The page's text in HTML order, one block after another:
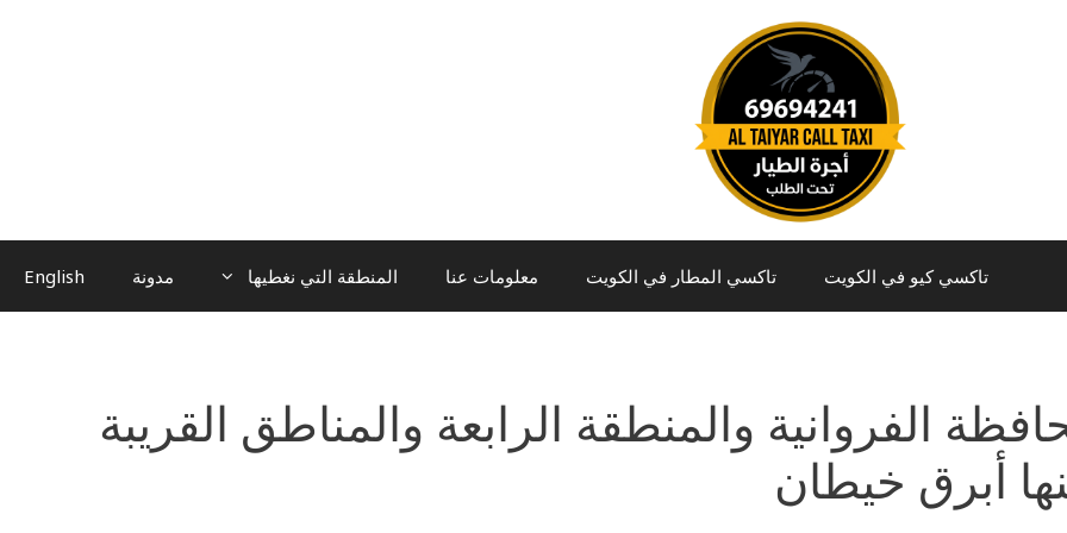
تاكسي كيو في الكويت تاكسي المطار في الكويت معلومات عنا المنطقة التي نغطيها مدونة English
الفروانية والمنطقة الرابعة والمناطق القريبة
أبرق خيطان